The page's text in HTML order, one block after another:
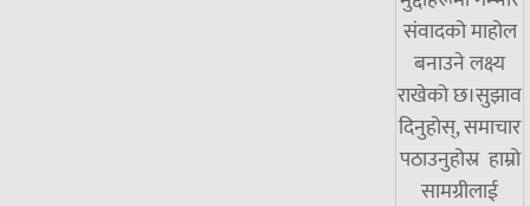
संवादको माहोल
बनाउने लक्ष्य
राखेको छ।सुझाव
दिनुहोस्, समाचार
पठाउनुहोस्र हाम्रो
सामग्रीलाई